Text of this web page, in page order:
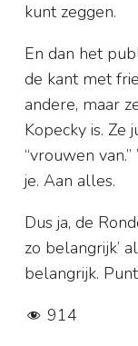
kunt zeggen.
En dan het
de kant met
andere, maar
Kopecky is. Ze
“vrouwen
je. Aan alles.
Dus ja, de
zo belangrijk’
belangrijk.
914